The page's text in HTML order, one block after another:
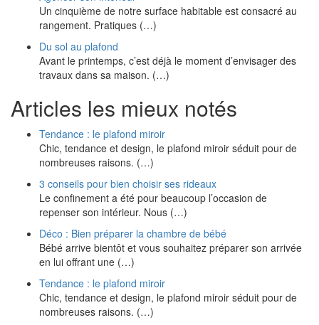
Un cinquième de notre surface habitable est consacré au
rangement. Pratiques (…)
Du sol au plafond
Avant le printemps, c’est déjà le moment d’envisager des
travaux dans sa maison. (…)
Articles les mieux notés
Tendance : le plafond miroir
Chic, tendance et design, le plafond miroir séduit pour de
nombreuses raisons. (…)
3 conseils pour bien choisir ses rideaux
Le confinement a été pour beaucoup l’occasion de
repenser son intérieur. Nous (…)
Déco : Bien préparer la chambre de bébé
Bébé arrive bientôt et vous souhaitez préparer son arrivée
en lui offrant une (…)
Tendance : le plafond miroir
Chic, tendance et design, le plafond miroir séduit pour de
nombreuses raisons. (…)